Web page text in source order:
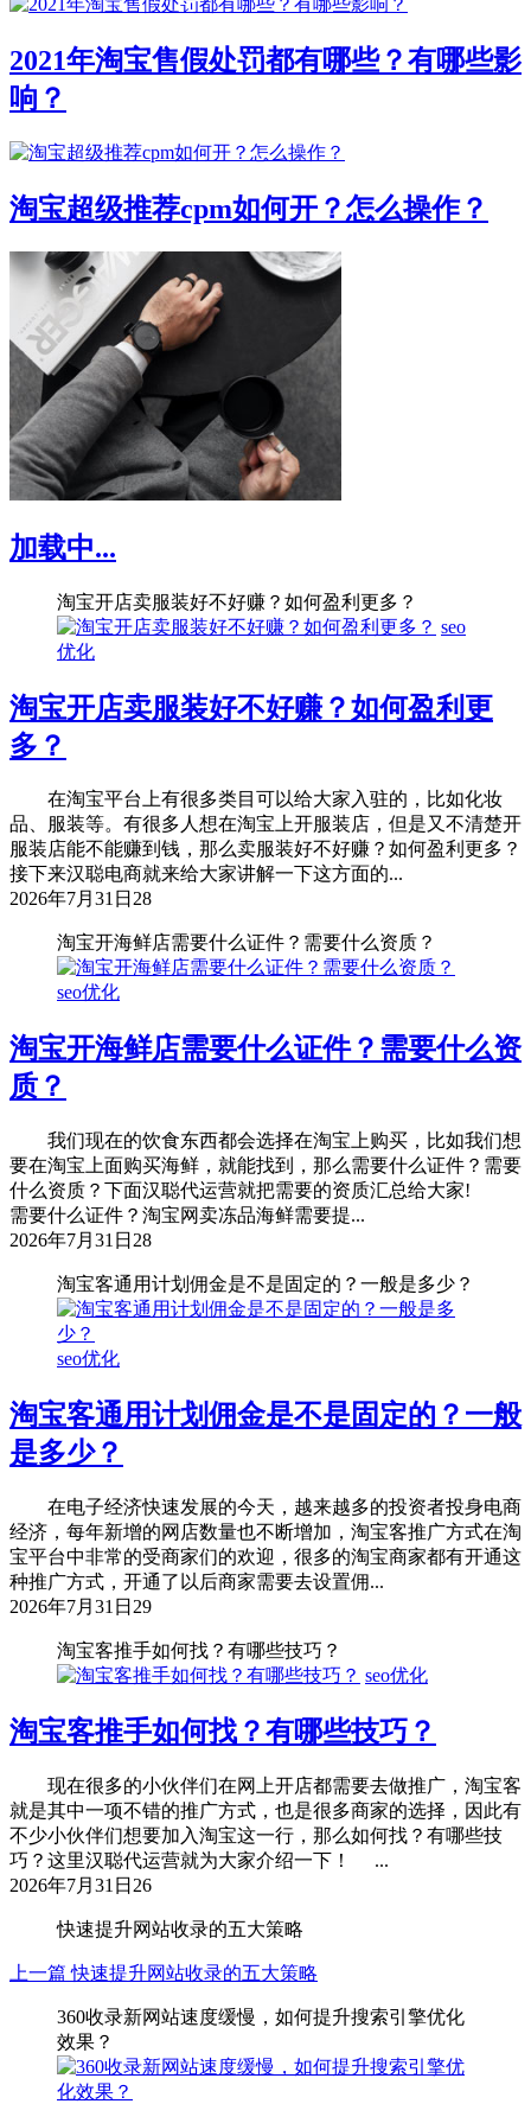
2021年淘宝售假处罚都有哪些？有哪些影
响？
淘宝超级推荐cpm如何开？怎么操作？
加载中...
淘宝开店卖服装好不好赚？如何盈利更多？
seo
优化
淘宝开店卖服装好不好赚？如何盈利更
多？
在淘宝平台上有很多类目可以给大家入驻的，比如化妆
品、服装等。有很多人想在淘宝上开服装店，但是又不清楚开
服装店能不能赚到钱，那么卖服装好不好赚？如何盈利更多？
接下来汉聪电商就来给大家讲解一下这方面的...
2026年7月31日 28
淘宝开海鲜店需要什么证件？需要什么资质？
seo优化
淘宝开海鲜店需要什么证件？需要什么资
质？
我们现在的饮食东西都会选择在淘宝上购买，比如我们想
要在淘宝上面购买海鲜，就能找到，那么需要什么证件？需要
什么资质？下面汉聪代运营就把需要的资质汇总给大家!
需要什么证件？淘宝网卖冻品海鲜需要提...
2026年7月31日 28
淘宝客通用计划佣金是不是固定的？一般是多少？
seo优化
淘宝客通用计划佣金是不是固定的？一般
是多少？
在电子经济快速发展的今天，越来越多的投资者投身电商
经济，每年新增的网店数量也不断增加，淘宝客推广方式在淘
宝平台中非常的受商家们的欢迎，很多的淘宝商家都有开通这
种推广方式，开通了以后商家需要去设置佣...
2026年7月31日 29
淘宝客推手如何找？有哪些技巧？
seo优化
淘宝客推手如何找？有哪些技巧？
现在很多的小伙伴们在网上开店都需要去做推广，淘宝客
就是其中一项不错的推广方式，也是很多商家的选择，因此有
不少小伙伴们想要加入淘宝这一行，那么如何找？有哪些技
巧？这里汉聪代运营就为大家介绍一下！ ...
2026年7月31日 26
快速提升网站收录的五大策略
上一篇 快速提升网站收录的五大策略
360收录新网站速度缓慢，如何提升搜索引擎优化
效果？